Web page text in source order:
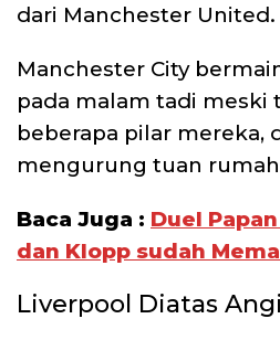
dari Manchester United.
Manchester City
pada malam tadi meski
beberapa pilar mereka,
mengurung tuan
Baca Juga : Duel
dan Klopp sudah
Liverpool Diatas